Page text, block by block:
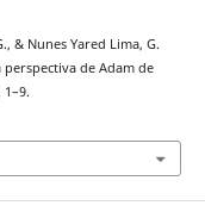
& Nunes Yared Lima, G.
de Adam de
1–9.